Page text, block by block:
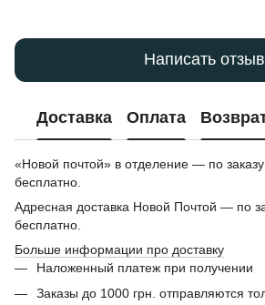
Написать отзыв
Доставка Оплата
«Новой почтой» в отделение — по
бесплатно.
Адресная доставка Новой Почтой — по
бесплатно.
Больше информации про доставку
Наложенный платеж при получении
Заказы до 1000 грн. отправляются